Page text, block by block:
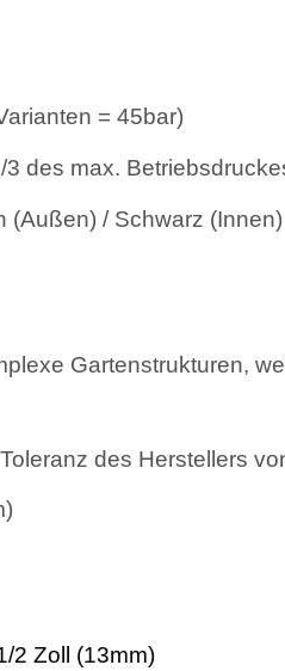
= 45bar)
des max.
(Außen) / Schwarz (Innen)
Gartenstrukturen,
des Herstellers
2 Zoll (13mm)